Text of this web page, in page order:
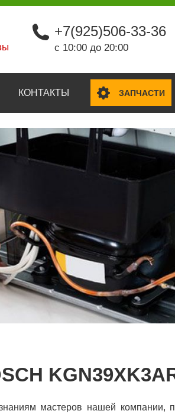
+7(925)506-33-36
с 10:00 до 20:00
КОНТАКТЫ ЗАПЧАСТИ
мастеров нашей компании,